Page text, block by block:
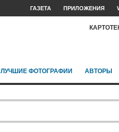
ГАЗЕТА ПРИЛОЖЕНИЯ
ЛУЧШИЕ ФОТОГРАФИИ АВТОРЫ